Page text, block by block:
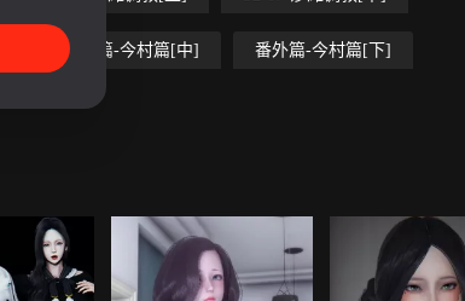
番外篇-今村篇[中] 番外篇-今村篇[下]